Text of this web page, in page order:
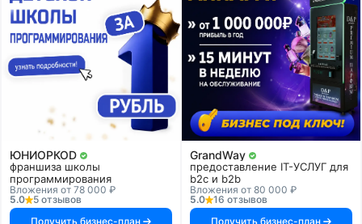
ЮНИОРКОD
франшиза школы
программирования
Вложения от 78 000 ₽
5.0
5 отзывов
Получить бизнес-план
GrandWay
предоставление IT-УСЛУГ для
b2c и b2b
Вложения от 80 000 ₽
5.0
16 отзывов
Получить бизнес-план